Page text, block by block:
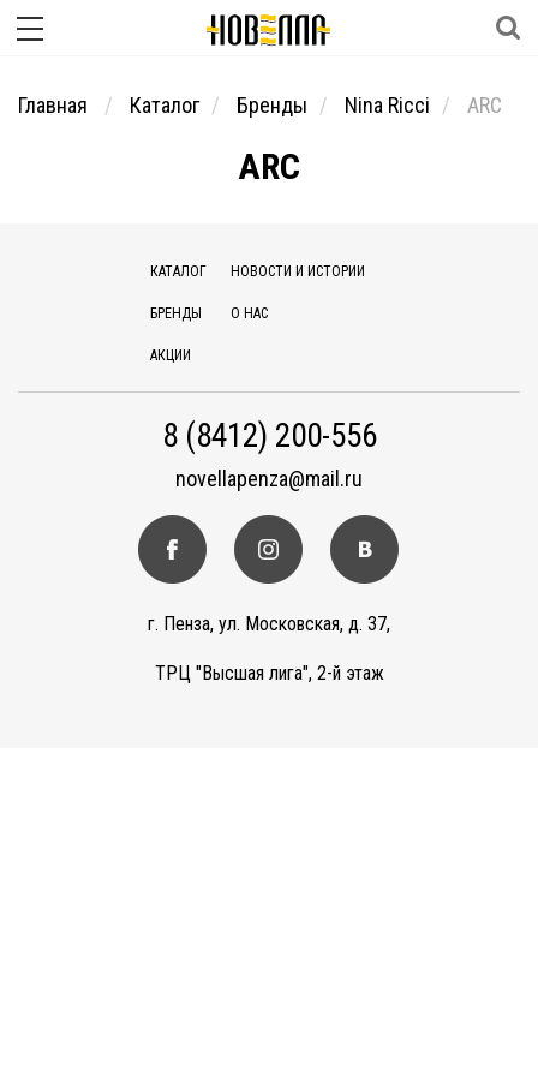
Главная Каталог Бренды Nina Ricci ARC
ARC
КАТАЛОГ
БРЕНДЫ
АКЦИИ
НОВОСТИ И ИСТОРИИ
О НАС
8 (8412) 200-556
novellapenza@mail.ru
г. Пенза, ул. Московская, д. 37,
ТРЦ "Высшая лига", 2-й этаж